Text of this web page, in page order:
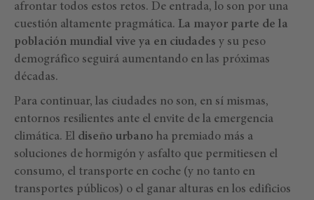
afrontar todos estos retos. De entrada, lo son por una
cuestión altamente pragmática. La mayor parte de la
población mundial vive ya en ciudades y su peso
demográfico seguirá aumentando en las próximas
décadas.
Para continuar, las ciudades no son, en sí mismas,
entornos resilientes ante el envite de la emergencia
climática. El diseño urbano ha premiado más a
soluciones de hormigón y asfalto que permitiesen el
consumo, el transporte en coche (y no tanto en
transportes públicos) o el ganar alturas en los edificios